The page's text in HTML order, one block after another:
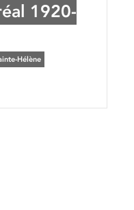
1920-
Hélène